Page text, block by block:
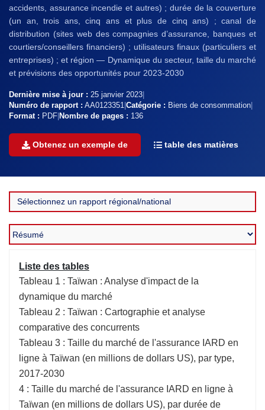
accidents, assurance incendie et autres) ; durée de la couverture
(un an, trois ans, cinq ans et plus de cinq ans) ; canal de
distribution (sites web des compagnies d’assurance, banques et
courtiers/conseillers financiers) ; utilisateurs finaux (particuliers et
entreprises) ; et région — Dynamique du secteur, taille du marché
et prévisions des opportunités pour 2023-2030
Dernière mise à jour : 25 janvier 2023
Numéro de rapport : AA0123351 Catégorie : Biens de consommation
Format : PDF Nombre de pages : 136
Obtenez un exemple de table des matières
Liste des tables
Tableau 1 : Taïwan : Analyse d'impact de la
dynamique du marché
Tableau 2 : Taïwan : Cartographie et analyse
comparative des concurrents
Tableau 3 : Taille du marché de l'assurance IARD en
ligne à Taïwan (en millions de dollars US), par type,
2017-2030
4 : Taille du marché de l'assurance IARD en ligne à
Taïwan (en millions de dollars US), par durée de